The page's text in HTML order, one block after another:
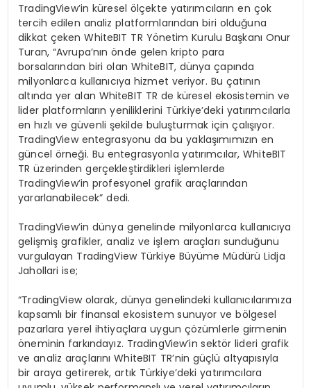
TradingView’in küresel ölçekte yatırımcıların en çok
tercih edilen analiz platformlarından biri olduğuna
dikkat çeken WhiteBIT TR Yönetim Kurulu Başkanı Onur
Turan, “Avrupa’nın önde gelen kripto para
borsalarından biri olan WhiteBIT, dünya çapında
milyonlarca kullanıcıya hizmet veriyor. Bu çatının
altında yer alan WhiteBIT TR de küresel ekosistemin ve
lider platformların yeniliklerini Türkiye’deki yatırımcılarla
en hızlı ve güvenli şekilde buluşturmak için çalışıyor.
TradingView entegrasyonu da bu yaklaşımımızın en
güncel örneği. Bu entegrasyonla yatırımcılar, WhiteBIT
TR üzerinden gerçekleştirdikleri işlemlerde
TradingView’in profesyonel grafik araçlarından
yararlanabilecek” dedi.
TradingView’in dünya genelinde milyonlarca kullanıcıya
gelişmiş grafikler, analiz ve işlem araçları sunduğunu
vurgulayan TradingView Türkiye Büyüme Müdürü Lidja
Jahollari ise;
“TradingView olarak, dünya genelindeki kullanıcılarımıza
kapsamlı bir finansal ekosistem sunuyor ve bölgesel
pazarlara yerel ihtiyaçlara uygun çözümlerle girmenin
öneminin farkındayız. TradingView’in sektör lideri grafik
ve analiz araçlarını WhiteBIT TR’nin güçlü altyapısıyla
bir araya getirerek, artık Türkiye’deki yatırımcılara